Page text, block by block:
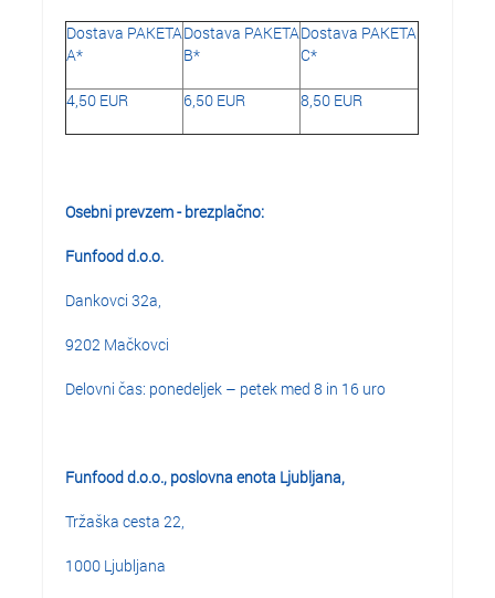
Dostava PAKETA
A*
Dostava PAKETA
B*
Dostava PAKETA
C*
4,50 EUR 6,50 EUR 8,50 EUR
Osebni prevzem - brezplačno:
Funfood d.o.o.
Dankovci 32a,
9202 Mačkovci
Delovni čas: ponedeljek – petek med 8 in 16 uro
Funfood d.o.o., poslovna enota Ljubljana,
Tržaška cesta 22,
1000 Ljubljana